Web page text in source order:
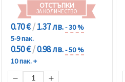
ОТСТЪПКИ
ЗА КОЛИЧЕСТВО
0.70 €/1.37 лв.- 30 %
5-9 пак.
0.50 €/0.98 лв.- 50 %
10 пак. +